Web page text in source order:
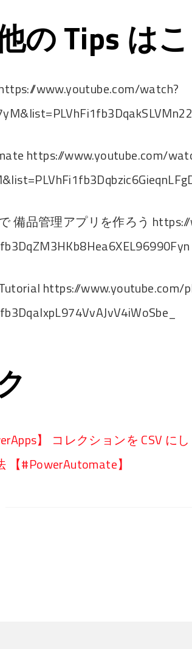
の Tips は
www.youtube.com/watch?
https://www.youtube.com/
備品管理アプリを作ろう
https://www.youtube.com/
】 コレクションを CSV に
【#PowerAutomate】